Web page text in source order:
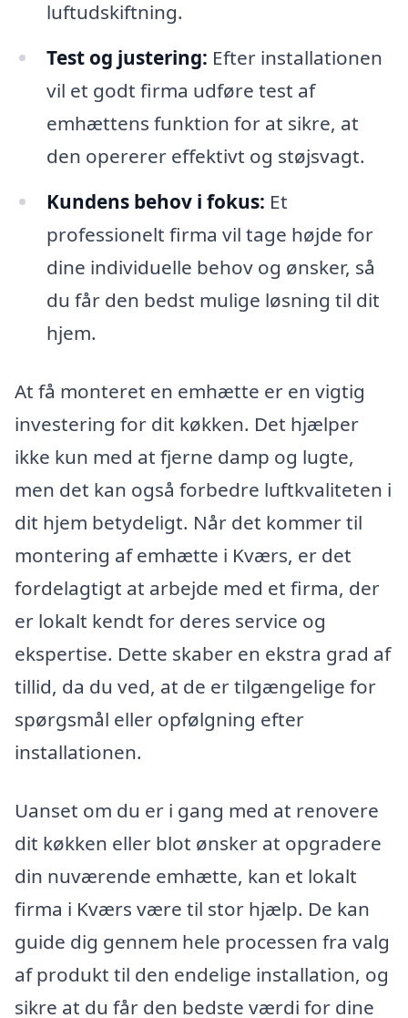
luftudskiftning.
Test og justering: Efter installationen
vil et godt firma udføre test af
emhættens funktion for at sikre, at
den opererer effektivt og støjsvagt.
Kundens behov i fokus: Et
professionelt firma vil tage højde for
dine individuelle behov og ønsker, så
du får den bedst mulige løsning til dit
hjem.
At få monteret en emhætte er en vigtig
investering for dit køkken. Det hjælper
ikke kun med at fjerne damp og lugte,
men det kan også forbedre luftkvaliteten i
dit hjem betydeligt. Når det kommer til
montering af emhætte i Kværs, er det
fordelagtigt at arbejde med et firma, der
er lokalt kendt for deres service og
ekspertise. Dette skaber en ekstra grad af
tillid, da du ved, at de er tilgængelige for
spørgsmål eller opfølgning efter
installationen.
Uanset om du er i gang med at renovere
dit køkken eller blot ønsker at opgradere
din nuværende emhætte, kan et lokalt
firma i Kværs være til stor hjælp. De kan
guide dig gennem hele processen fra valg
af produkt til den endelige installation, og
sikre at du får den bedste værdi for dine